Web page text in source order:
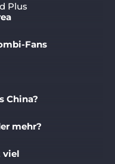
Plus
Fans
China?
mehr?
viel